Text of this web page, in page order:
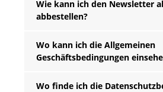
Wie kann ich den Newsletter
abbestellen?
Wo kann ich die Allgemeinen
Geschäftsbedingungen
Wo finde ich die